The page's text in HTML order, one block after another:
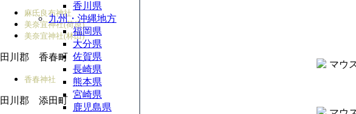
麻氐良布神社
美奈宜神社(荷原)
美奈宜神社(林田)
田川郡 香春町
香春神社
田川郡 添田町
香川県
九州・沖縄地方
福岡県
大分県
佐賀県
長崎県
熊本県
宮崎県
鹿児島県